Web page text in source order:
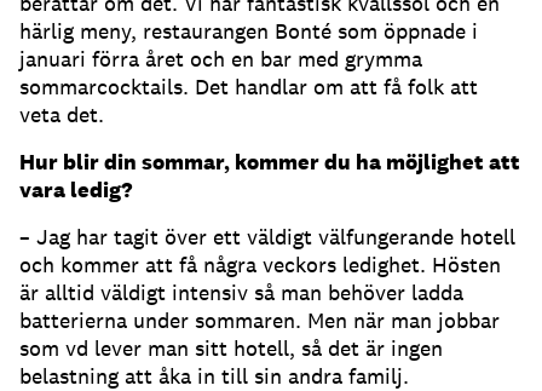
härlig meny, restaurangen Bonté som öppnade i
januari förra året och en bar med grymma
sommarcocktails. Det handlar om att få folk att
veta det.
Hur blir din sommar, kommer du ha möjlighet att
vara ledig?
– Jag har tagit över ett väldigt välfungerande hotell
och kommer att få några veckors ledighet. Hösten
är alltid väldigt intensiv så man behöver ladda
batterierna under sommaren. Men när man jobbar
som vd lever man sitt hotell, så det är ingen
belastning att åka in till sin andra familj.